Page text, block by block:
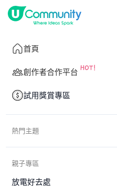
首頁
創作者合作平台
試用獎賞專區
熱門主題
親子專區
放電好去處